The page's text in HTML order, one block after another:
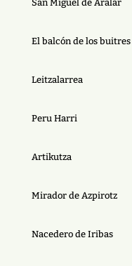
San Miguel de Aralar
El balcón de los buitres
Leitzalarrea
Peru Harri
Artikutza
Mirador de Azpirotz
Nacedero de Iribas